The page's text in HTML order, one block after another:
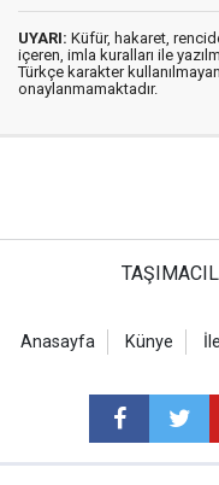
UYARI: Küfür, hakaret,
içeren, imla kuralları ile
Türkçe karakter
onaylanmamaktadır.
Anasayfa Künye